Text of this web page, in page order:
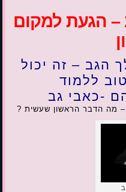
– הגעת למקום
הגב – זה יכול
ללמוד
-כאבי גב
מה הדבר הראשון שעשית ?